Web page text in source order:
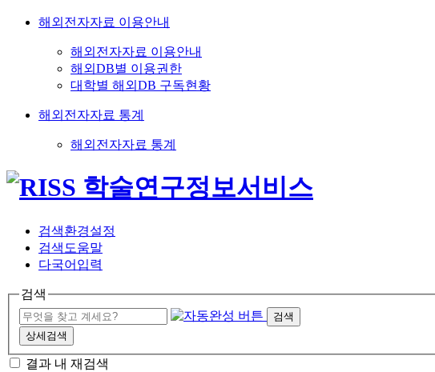
해외전자자료 이용안내
해외전자자료 이용안내
해외DB별 이용권한
대학별 해외DB 구독현황
해외전자자료 통계
해외전자자료 통계
검색환경설정
검색도움말
다국어입력
검색
검색
상세검색
결과 내 재검색